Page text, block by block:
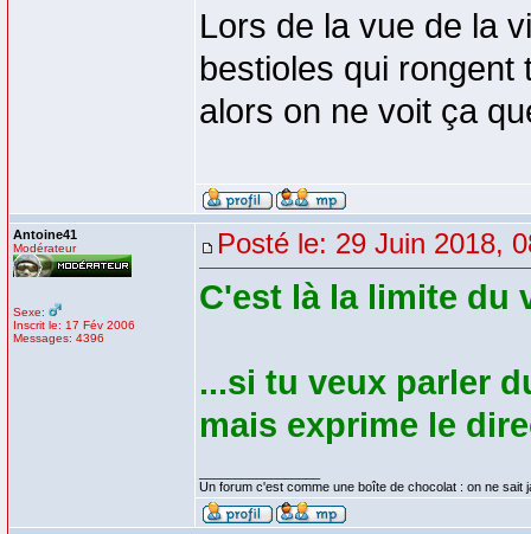
Lors de la vue de la
bestioles qui
alors on ne voit ça
Antoine41
Modérateur
Sexe:
Inscrit le: 17 Fév 2006
Messages: 4396
Posté le: 29 Juin 2018,
C'est là la limite du
...si tu veux parler
mais exprime le
Un forum c'est comme une boîte de chocolat : on ne sait